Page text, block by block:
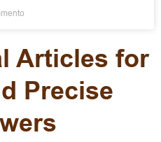
Articles for
Precise